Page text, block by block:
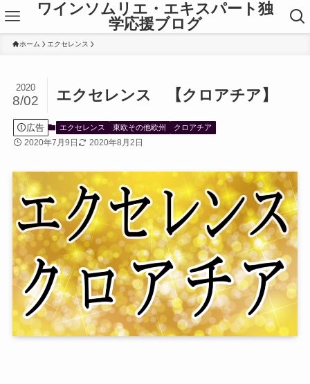
ワインソムリエ・エキスパート独
学応援ブログ
ホーム エクセレンス
エクセレンス 【クロアチア】
2020
8/02
広告 エクセレンス 東欧その他欧州 クロアチア
2020年7月9日 2020年8月2日